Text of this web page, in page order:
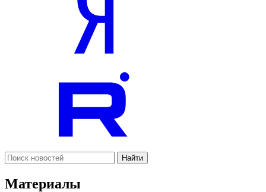
Найти
Материалы